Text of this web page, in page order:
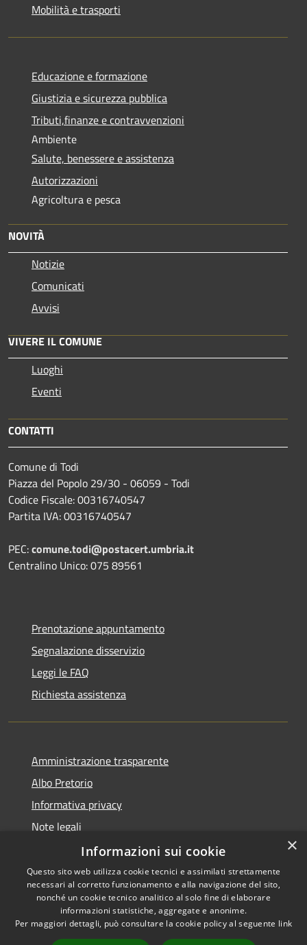
Mobilità e trasporti
Educazione e formazione
Giustizia e sicurezza pubblica
Tributi,finanze e contravvenzioni
Ambiente
Salute, benessere e assistenza
Autorizzazioni
Agricoltura e pesca
NOVITÀ
Notizie
Comunicati
Avvisi
VIVERE IL COMUNE
Luoghi
Eventi
CONTATTI
Comune di Todi
Piazza del Popolo 29/30 - 06059 - Todi
Codice Fiscale: 00316740547
Partita IVA: 00316740547
PEC:comune.todi@postacert.umbria.it
Centralino Unico: 075 89561
Prenotazione appuntamento
Segnalazione disservizio
Leggi le FAQ
Richiesta assistenza
Amministrazione trasparente
Albo Pretorio
Informativa privacy
Note legali
Dichiarazione di accessibilità
RSS
Accessibilità
Copyright © 2026 • Comune di
Todi • Powered by
×
Informazioni sui cookie
Questo sito web utilizza cookie tecnici e assimilati strettamente
necessari al corretto funzionamento e alla navigazione del sito,
nonché un cookie tecnico analitico al solo fine di elaborare
informazioni statistiche, aggregate e anonime.
Per maggiori dettagli, può consultare la cookie policy al seguente link